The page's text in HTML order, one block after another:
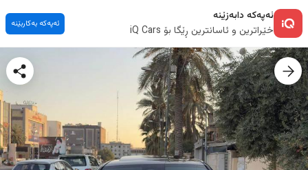
ئەپەکە دابەزێنە
خێراترین و ئاسانترین ڕێگا بۆ iQ Cars
ئەپەکە بەکاربێنە